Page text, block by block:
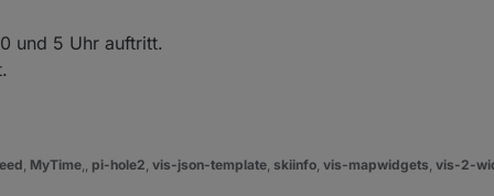
und 5 Uhr auftritt.
, MyTime,, pi-hole2, vis-json-template, skiinfo, vis-mapwidgets, vis-2-